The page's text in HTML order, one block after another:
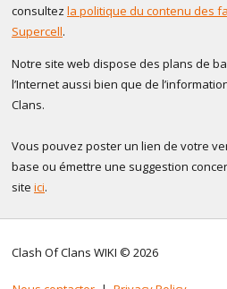
consultez la politique du contenu des
Supercell.
Notre site web dispose des plans de
l’Internet aussi bien que de
Clans.
Vous pouvez poster un lien de votre
base ou émettre une suggestion
site ici.
Clash Of Clans WIKI © 2026